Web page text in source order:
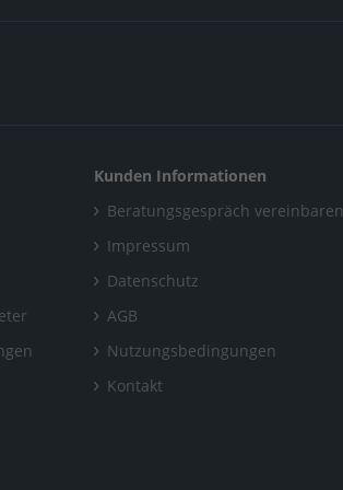
Kunden Informationen
Beratungsgespräch vereinbaren
Impressum
Datenschutz
AGB
Nutzungsbedingungen
Kontakt